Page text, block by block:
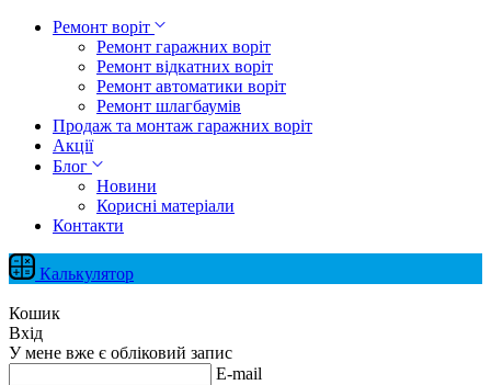
Ремонт воріт
Ремонт гаражних воріт
Ремонт відкатних воріт
Ремонт автоматики воріт
Ремонт шлагбаумів
Продаж та монтаж гаражних воріт
Акції
Блог
Новини
Корисні матеріали
Контакти
Калькулятор
Кошик
Вхід
У мене вже є обліковий запис
E-mail